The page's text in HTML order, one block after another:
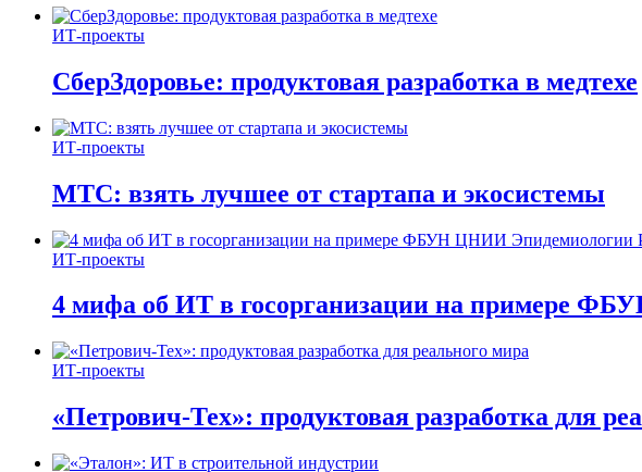
ИТ-проекты
СберЗдоровье: продуктовая разработка в медтехе
ИТ-проекты
МТС: взять лучшее от стартапа и экосистемы
ИТ-проекты
4 мифа об ИТ в госорганизации на примере
ИТ-проекты
«Петрович-Тех»: продуктовая разработка для